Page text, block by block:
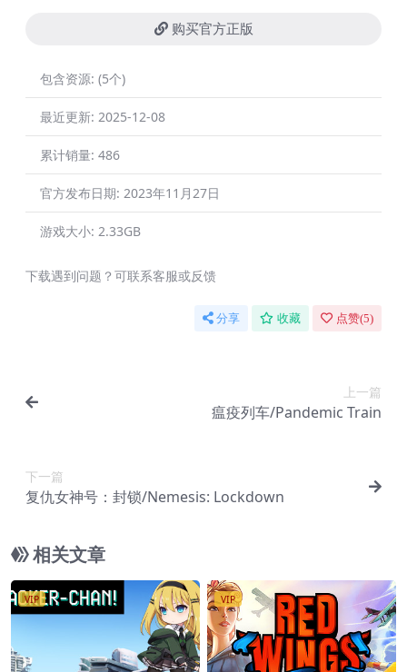
购买官方正版
包含资源: (5个)
最近更新: 2025-12-08
累计销量: 486
官方发布日期: 2023年11月27日
游戏大小: 2.33GB
下载遇到问题？可联系客服或反馈
分享 收藏 点赞(5)
上一篇
瘟疫列车/Pandemic Train
下一篇
复仇女神号：封锁/Nemesis: Lockdown
相关文章
VIP VIP